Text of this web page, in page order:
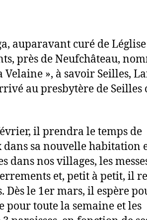
auparavant curé de
près de Neufchâteau,
Velaine », à savoir Seilles,
au presbytère de Seilles
il prendra le temps de
dans sa nouvelle habitation
dans nos villages, les
et, petit à petit, il
Dès le 1er mars, il espère
toute la semaine et les